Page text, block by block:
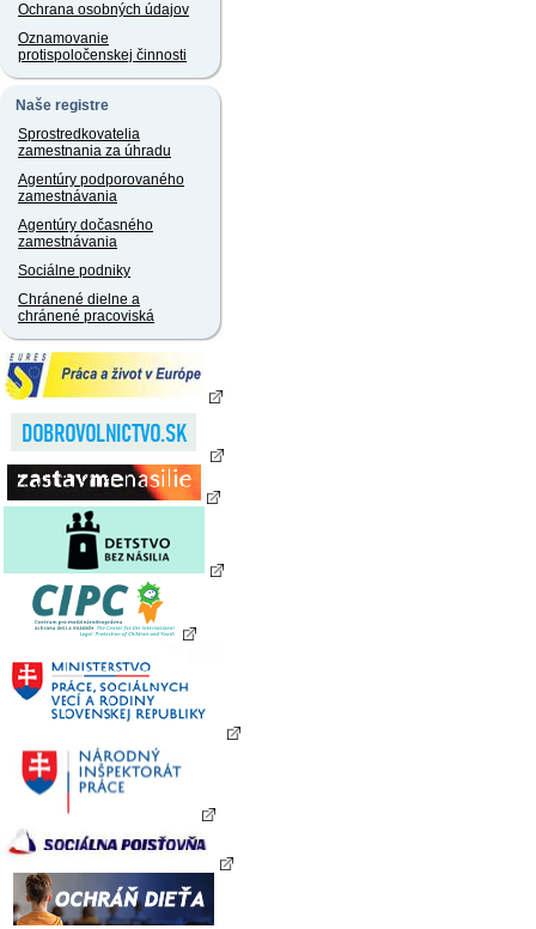
Ochrana osobných údajov
Oznamovanie
protispoločenskej činnosti
Naše registre
Sprostredkovatelia
zamestnania za úhradu
Agentúry podporovaného
zamestnávania
Agentúry dočasného
zamestnávania
Sociálne podniky
Chránené dielne a
chránené pracoviská